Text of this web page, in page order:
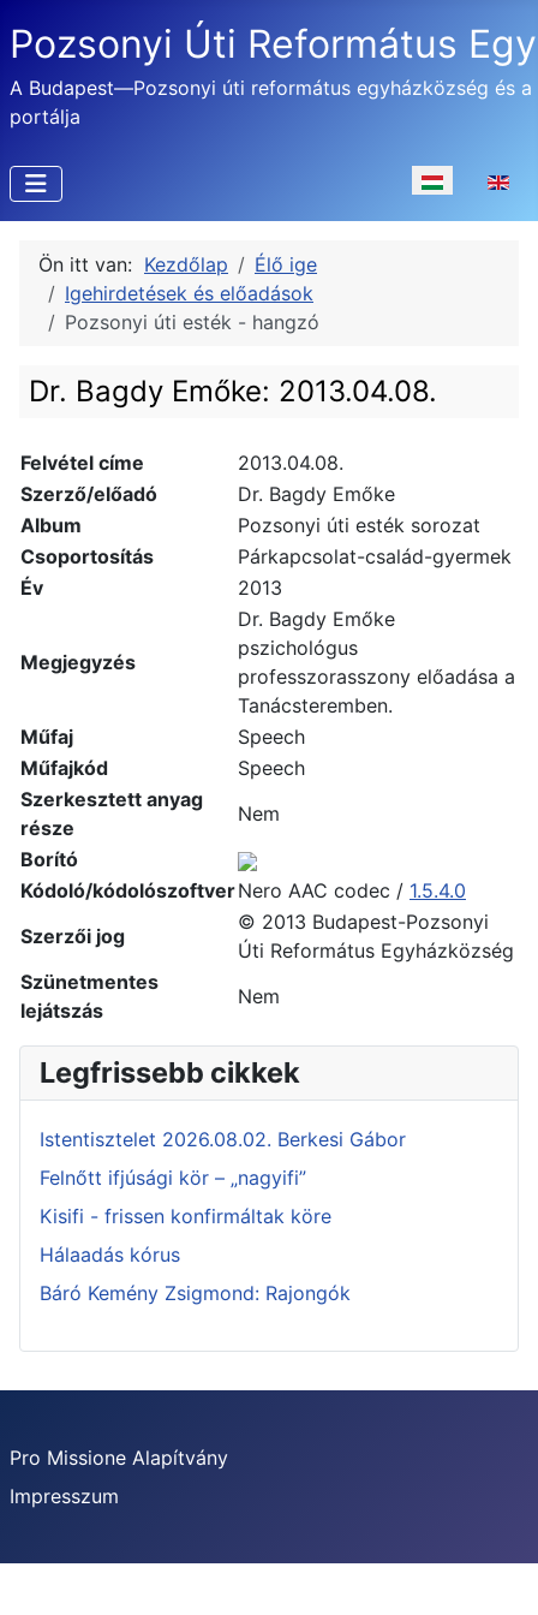
Pozsonyi Úti Református
A Budapest—Pozsonyi úti református egyházközség és a
portálja
Válasszon
Ön itt van: Kezdőlap
Élő ige
Igehirdetések és előadások
Pozsonyi úti esték - hangzó
Dr. Bagdy Emőke: 2013.04.08.
Felvétel címe
2013.04.08.
Szerző/előadó
Dr. Bagdy Emőke
Album
Pozsonyi úti esték sorozat
Csoportosítás
Párkapcsolat-család-gyermek
Év
2013
Megjegyzés
Dr. Bagdy Emőke
pszichológus
professzorasszony előadása a
Tanácsteremben.
Műfaj
Speech
Műfajkód
Speech
Szerkesztett anyag
része
Nem
Borító
Kódoló/kódolószoftverNero AAC codec / 1.5.4.0
Szerzői jog
© 2013 Budapest-Pozsonyi
Úti Református Egyházközség
Szünetmentes
lejátszás
Nem
Legfrissebb cikkek
Istentisztelet 2026.08.02. Berkesi Gábor
Felnőtt ifjúsági kör – „nagyifi”
Kisifi - frissen konfirmáltak köre
Hálaadás kórus
Báró Kemény Zsigmond: Rajongók
Pro Missione Alapítvány
Impresszum